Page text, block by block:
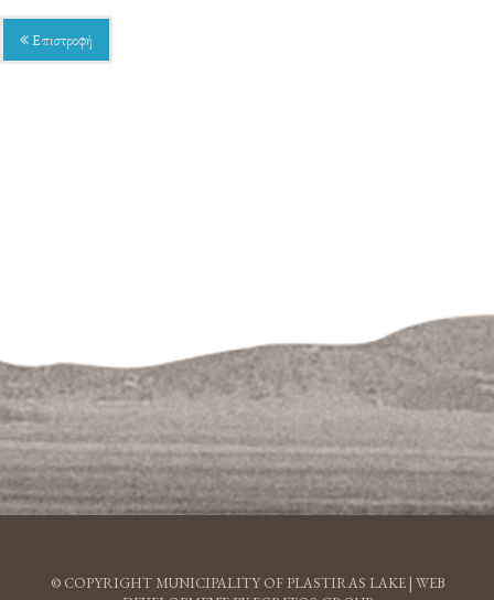
Επιστροφή
© COPYRIGHT MUNICIPALITY OF PLASTIRAS LAKE | WEB